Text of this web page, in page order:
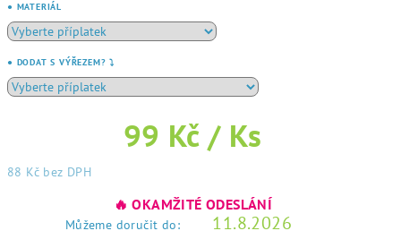
● MATERIÁL
● DODAT S VÝŘEZEM? ⤵️
99 Kč / Ks
88 Kč bez DPH
🔥 OKAMŽITÉ ODESLÁNÍ
Můžeme doručit do: 11.8.2026